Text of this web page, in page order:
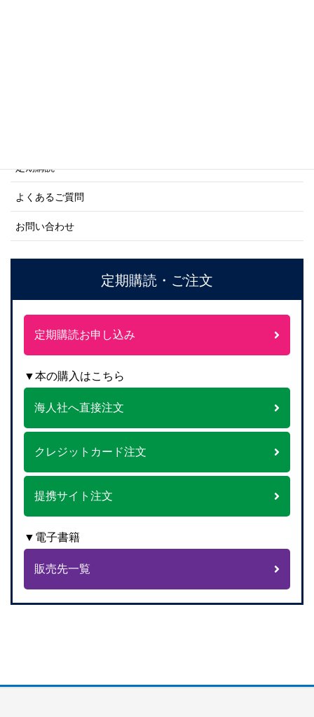
定期購読
よくあるご質問
お問い合わせ
定期購読・ご注文
定期購読お申し込み
▼本の購入はこちら
海人社へ直接注文
クレジットカード注文
提携サイト注文
▼電子書籍
販売先一覧